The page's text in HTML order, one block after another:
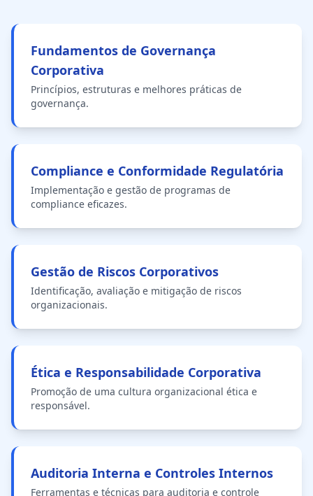
Fundamentos de Governança
Corporativa
Princípios, estruturas e melhores práticas de
governança.
Compliance e Conformidade Regulatória
Implementação e gestão de programas de
compliance eficazes.
Gestão de Riscos Corporativos
Identificação, avaliação e mitigação de riscos
organizacionais.
Ética e Responsabilidade Corporativa
Promoção de uma cultura organizacional ética e
responsável.
Auditoria Interna e Controles Internos
Ferramentas e técnicas para auditoria e controle